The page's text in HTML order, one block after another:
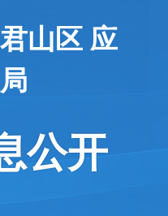
山区 应
公开